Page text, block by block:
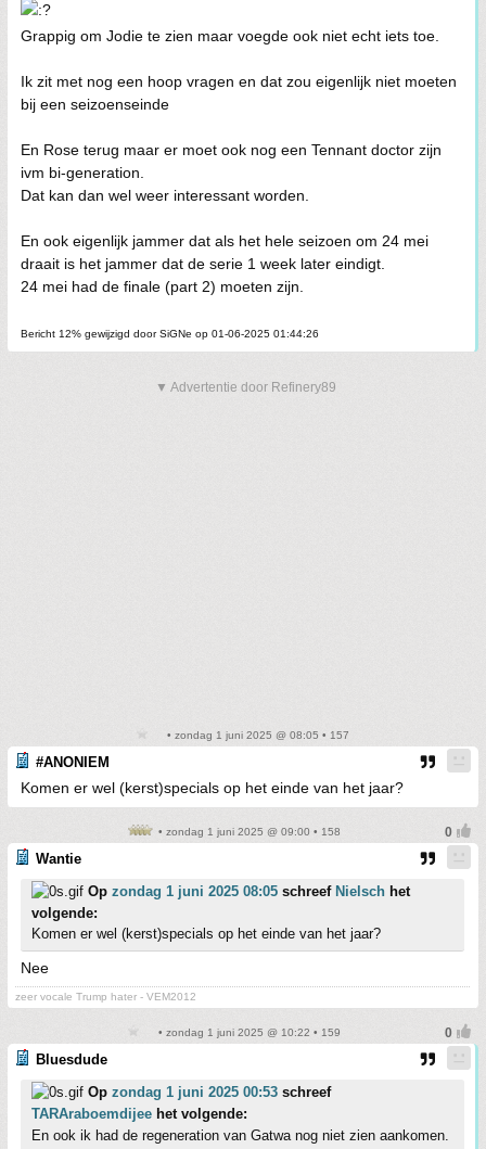
Grappig om Jodie te zien maar voegde ook niet echt iets toe.
Ik zit met nog een hoop vragen en dat zou eigenlijk niet moeten
bij een seizoenseinde
En Rose terug maar er moet ook nog een Tennant doctor zijn
ivm bi-generation.
Dat kan dan wel weer interessant worden.
En ook eigenlijk jammer dat als het hele seizoen om 24 mei
draait is het jammer dat de serie 1 week later eindigt.
24 mei had de finale (part 2) moeten zijn.
Bericht 12% gewijzigd door SiGNe op 01-06-2025 01:44:26
▼ Advertentie door Refinery89
• zondag 1 juni 2025 @ 08:05 • 157
#ANONIEM
Komen er wel (kerst)specials op het einde van het jaar?
• zondag 1 juni 2025 @ 09:00 • 158
Wantie
Op zondag 1 juni 2025 08:05 schreef Nielsch het
volgende:
Komen er wel (kerst)specials op het einde van het jaar?
Nee
zeer vocale Trump hater - VEM2012
• zondag 1 juni 2025 @ 10:22 • 159
Bluesdude
Op zondag 1 juni 2025 00:53 schreef
TARAraboemdijee het volgende:
En ook ik had de regeneration van Gatwa nog niet zien aankomen.